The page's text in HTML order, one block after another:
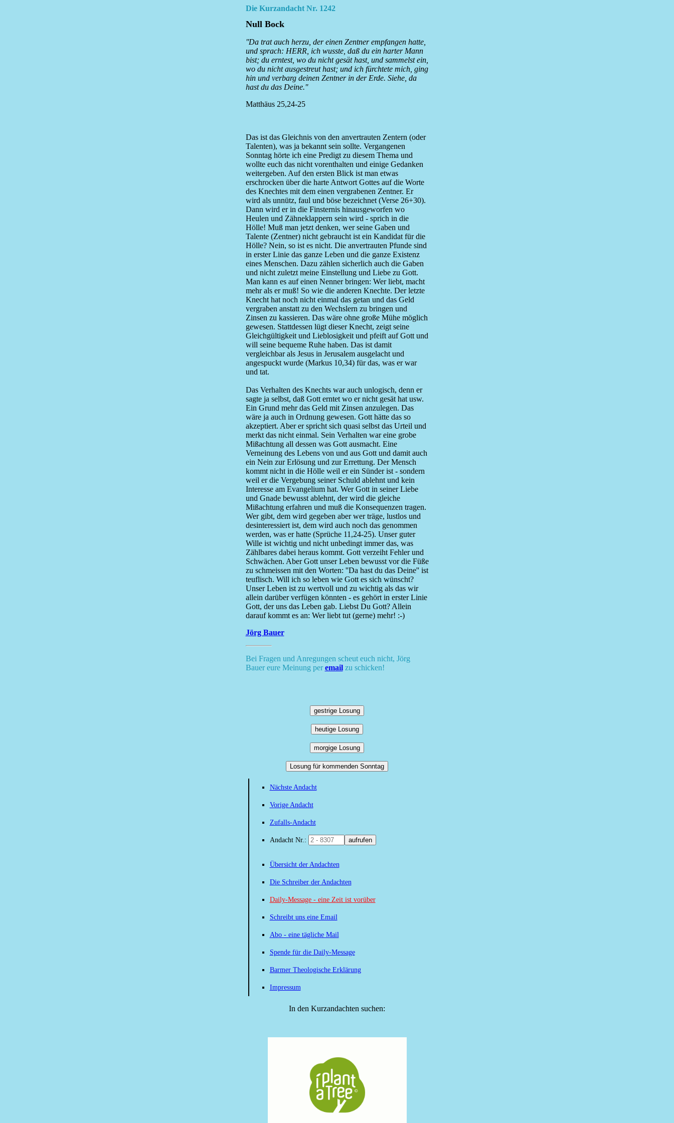
Die Kurzandacht Nr. 1242
Null Bock
''Da trat auch herzu, der einen Zentner empfangen hatte,
und sprach: HERR, ich wusste, daß du ein harter Mann
bist; du erntest, wo du nicht gesät hast, und sammelst ein,
wo du nicht ausgestreut hast; und ich fürchtete mich, ging
hin und verbarg deinen Zentner in der Erde. Siehe, da
hast du das Deine.''
Matthäus 25,24-25
Das ist das Gleichnis von den anvertrauten Zentern (oder
Talenten), was ja bekannt sein sollte. Vergangenen
Sonntag hörte ich eine Predigt zu diesem Thema und
wollte euch das nicht vorenthalten und einige Gedanken
weitergeben. Auf den ersten Blick ist man etwas
erschrocken über die harte Antwort Gottes auf die Worte
des Knechtes mit dem einen vergrabenen Zentner. Er
wird als unnütz, faul und böse bezeichnet (Verse 26+30).
Dann wird er in die Finsternis hinausgeworfen wo
Heulen und Zähneklappern sein wird - sprich in die
Hölle! Muß man jetzt denken, wer seine Gaben und
Talente (Zentner) nicht gebraucht ist ein Kandidat für die
Hölle? Nein, so ist es nicht. Die anvertrauten Pfunde sind
in erster Linie das ganze Leben und die ganze Existenz
eines Menschen. Dazu zählen sicherlich auch die Gaben
und nicht zuletzt meine Einstellung und Liebe zu Gott.
Man kann es auf einen Nenner bringen: Wer liebt, macht
mehr als er muß! So wie die anderen Knechte. Der letzte
Knecht hat noch nicht einmal das getan und das Geld
vergraben anstatt zu den Wechslern zu bringen und
Zinsen zu kassieren. Das wäre ohne große Mühe möglich
gewesen. Stattdessen lügt dieser Knecht, zeigt seine
Gleichgültigkeit und Lieblosigkeit und pfeift auf Gott und
will seine bequeme Ruhe haben. Das ist damit
vergleichbar als Jesus in Jerusalem ausgelacht und
angespuckt wurde (Markus 10,34) für das, was er war
und tat.
Das Verhalten des Knechts war auch unlogisch, denn er
sagte ja selbst, daß Gott erntet wo er nicht gesät hat usw.
Ein Grund mehr das Geld mit Zinsen anzulegen. Das
wäre ja auch in Ordnung gewesen. Gott hätte das so
akzeptiert. Aber er spricht sich quasi selbst das Urteil und
merkt das nicht einmal. Sein Verhalten war eine grobe
Mißachtung all dessen was Gott ausmacht. Eine
Verneinung des Lebens von und aus Gott und damit auch
ein Nein zur Erlösung und zur Errettung. Der Mensch
kommt nicht in die Hölle weil er ein Sünder ist - sondern
weil er die Vergebung seiner Schuld ablehnt und kein
Interesse am Evangelium hat. Wer Gott in seiner Liebe
und Gnade bewusst ablehnt, der wird die gleiche
Mißachtung erfahren und muß die Konsequenzen tragen.
Wer gibt, dem wird gegeben aber wer träge, lustlos und
desinteressiert ist, dem wird auch noch das genommen
werden, was er hatte (Sprüche 11,24-25). Unser guter
Wille ist wichtig und nicht unbedingt immer das, was
Zählbares dabei heraus kommt. Gott verzeiht Fehler und
Schwächen. Aber Gott unser Leben bewusst vor die Füße
zu schmeissen mit den Worten: ''Da hast du das Deine'' ist
teuflisch. Will ich so leben wie Gott es sich wünscht?
Unser Leben ist zu wertvoll und zu wichtig als das wir
allein darüber verfügen könnten - es gehört in erster Linie
Gott, der uns das Leben gab. Liebst Du Gott? Allein
darauf kommt es an: Wer liebt tut (gerne) mehr! :-)
Jörg Bauer
Bei Fragen und Anregungen scheut euch nicht, Jörg
Bauer eure Meinung peremailzu schicken!
gestrige Losung
heutige Losung
morgige Losung
Losung für kommenden Sonntag
Nächste Andacht
Vorige Andacht
Zufalls-Andacht
Andacht Nr.: aufrufen
Übersicht der Andachten
Die Schreiber der Andachten
Daily-Message - eine Zeit ist vorüber
Schreibt uns eine Email
Abo - eine tägliche Mail
Spende für die Daily-Message
Barmer Theologische Erklärung
Impressum
In den Kurzandachten suchen: